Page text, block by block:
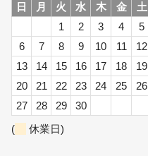
日
月 火 水 木 金
土
1
2 3 4
5
6
7 8 9 10 11
12
13
14 15 16 17 18
19
20
21 22 23 24 25
26
27
28 29
30
(
休業日)